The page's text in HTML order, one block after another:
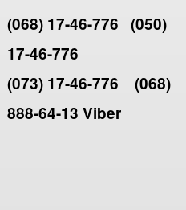
(068) 17-46-776 (050)
17-46-776
(073) 17-46-776
(068)
888-64-13 Viber